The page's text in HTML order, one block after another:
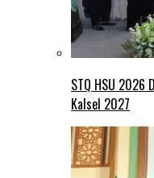
STQ HSU 2026
Kalsel 2027